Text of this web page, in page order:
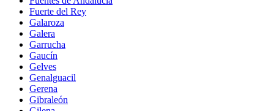
Fuerte del Rey
Galaroza
Galera
Garrucha
Gaucín
Gelves
Genalguacil
Gerena
Gibraleón